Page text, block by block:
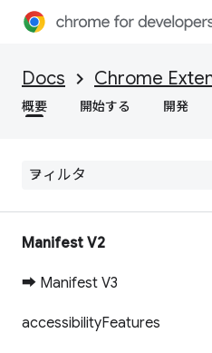
Docs Chrome
概要 開始する 開発
Manifest V2
➡ Manifest V3
accessibilityFeatures